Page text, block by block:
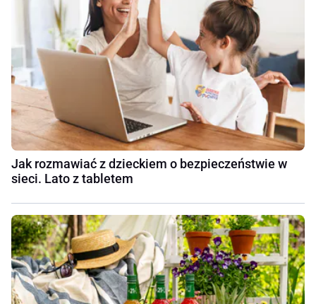
Jak rozmawiać z dzieckiem o bezpieczeństwie w
sieci. Lato z tabletem